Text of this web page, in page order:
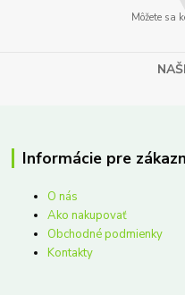
Môžete sa
Informácie pre
O nás
Ako nakupovať
Obchodné podmienky
Kontakty